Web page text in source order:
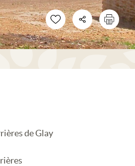
de Glay